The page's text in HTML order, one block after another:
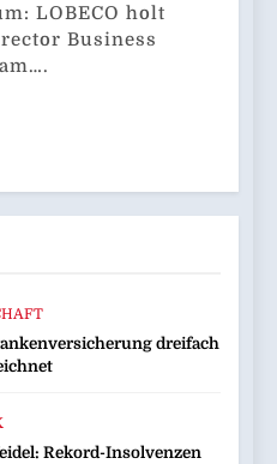
LOBECO holt
Business
dreifach
Rekord-Insolvenzen